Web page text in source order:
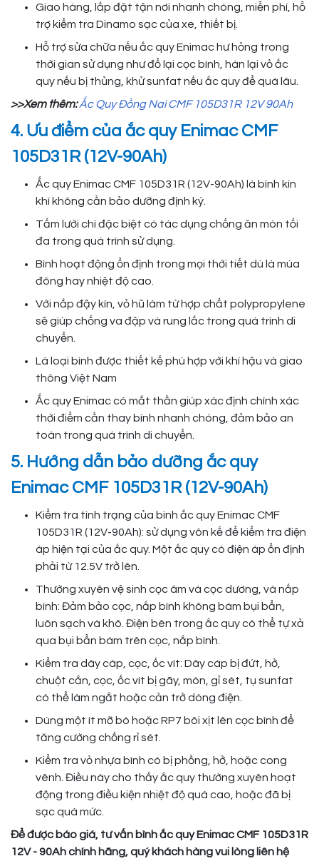
Giao hàng, lắp đặt tận nơi nhanh chóng, miễn phí, hỗ
trợ kiểm tra Dinamo sạc của xe, thiết bị.
Hỗ trợ sửa chữa nếu ắc quy Enimac hư hỏng trong
thời gian sử dụng như đổ lại cọc bình, hàn lại vỏ ắc
quy nếu bị thủng, khử sunfat nếu ắc quy để quá lâu.
>>Xem thêm:Ắc Quy Đồng Nai CMF 105D31R 12V 90Ah
4. Ưu điểm của ắc quy Enimac CMF
105D31R (12V-90Ah)
Ắc quy Enimac CMF 105D31R (12V-90Ah) là bình kín
khí không cần bảo dưỡng định kỳ.
Tấm lưới chì đặc biệt có tác dụng chống ăn mòn tối
đa trong quá trình sử dụng.
Bình hoạt động ổn định trong mọi thời tiết dù là mùa
đông hay nhiệt độ cao.
Với nắp đậy kín, vỏ hũ làm từ hợp chất polypropylene
sẽ giúp chống va đập và rung lắc trong quá trình di
chuyển.
Là loại bình được thiết kế phù hợp với khí hậu và giao
thông Việt Nam
Ắc quy Enimac có mắt thần giúp xác định chính xác
thời điểm cần thay bình nhanh chóng, đảm bảo an
toàn trong quá trình di chuyển.
5. Hướng dẫn bảo dưỡng ắc quy
Enimac CMF 105D31R (12V-90Ah)
Kiểm tra tình trạng của bình ắc quy Enimac CMF
105D31R (12V-90Ah): sử dụng vôn kế để kiểm tra điện
áp hiện tại của ắc quy. Một ắc quy có điện áp ổn định
phải từ 12.5V trở lên.
Thường xuyên vệ sinh cọc âm và cọc dương, và nắp
bình: Đảm bảo cọc, nắp bình không bám bụi bẩn,
luôn sạch và khô. Điện bên trong ắc quy có thể tự xả
qua bụi bẩn bám trên cọc, nắp bình.
Kiểm tra dây cáp, cọc, ốc vít: Dây cáp bị đứt, hở,
chuột cắn, cọc, ốc vít bị gãy, mòn, gỉ sét, tụ sunfat
có thể làm ngắt hoặc cản trở dòng điện.
Dùng một ít mỡ bò hoặc RP7 bôi xịt lên cọc bình để
tăng cường chống rỉ sét.
Kiểm tra vỏ nhựa bình có bị phồng, hở, hoặc cong
vênh. Điều này cho thấy ắc quy thường xuyên hoạt
động trong điều kiện nhiệt độ quá cao, hoặc đã bị
sạc quá mức.
Để được báo giá, tư vấn bình ắc quy Enimac CMF 105D31R
12V - 90Ah chính hãng, quý khách hàng vui lòng liên hệ